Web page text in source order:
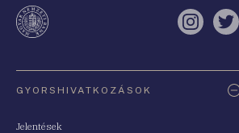
GYORSHIVATKOZÁSOK
Jelentések